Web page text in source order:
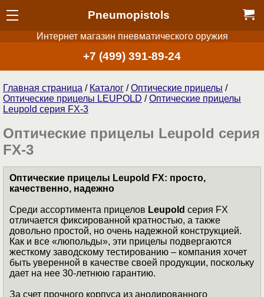
Pneumopistols
Интернет магазин пневматического оружия
+7 (499) 391-89-24
Главная страница / Каталог /Оптические прицелы /
Оптические прицелы LEUPOLD /Оптические прицелы
Leupold серия FX-3
Оптические прицелы Leupold серия
FX-3
Оптические прицелы Leupold FX: просто,
качественно, надежно
Среди ассортимента прицелов Leupold серия FX
отличается фиксированной кратностью, а также
довольно простой, но очень надежной конструкцией.
Как и все «люпольды», эти прицелы подвергаются
жесткому заводскому тестированию – компания хочет
быть уверенной в качестве своей продукции, поскольку
дает на нее 30-летнюю гарантию.
За счет прочного корпуса из анодированного